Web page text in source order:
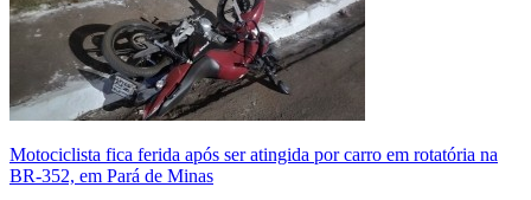
Motociclista fica ferida após ser atingida por carro em rotatória na
BR-352, em Pará de Minas